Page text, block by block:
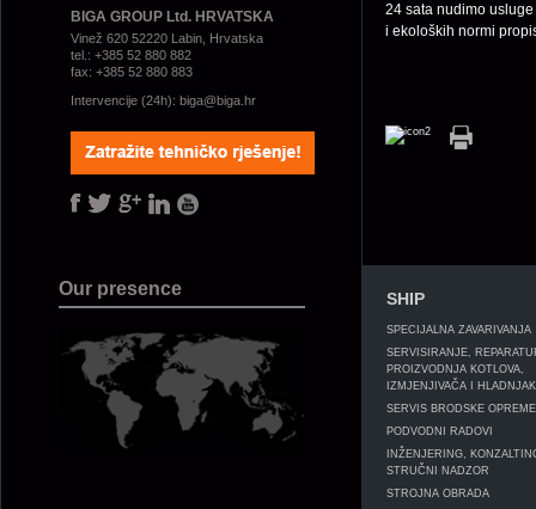
BIGA GROUP Ltd. HRVATSKA
Vinež 620 52220 Labin, Hrvatska
tel.: +385 52 880 882
fax: +385 52 880 883
Intervencije (24h): biga@biga.hr
Our presence
24 sata nudimo
i ekoloških normi
SHIP
SPECIJALNA ZAVARIVANJA
SERVISIRANJE,
PROIZVODNJA KOTLOVA,
IZMJENJIVAČA I
SERVIS BRODSKE
PODVODNI RADOVI
INŽENJERING,
STRUČNI NADZOR
STROJNA OBRADA